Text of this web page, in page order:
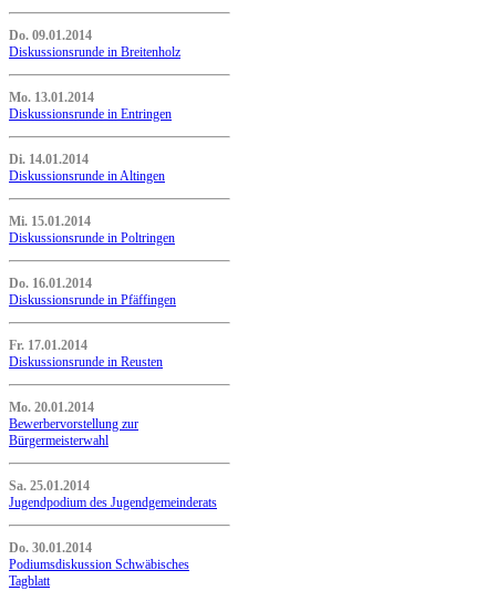
Do. 09.01.2014
Diskussionsrunde in Breitenholz
Mo. 13.01.2014
Diskussionsrunde in Entringen
Di. 14.01.2014
Diskussionsrunde in Altingen
Mi. 15.01.2014
Diskussionsrunde in Poltringen
Do. 16.01.2014
Diskussionsrunde in Pfäffingen
Fr. 17.01.2014
Diskussionsrunde in Reusten
Mo. 20.01.2014
Bewerbervorstellung zur
Bürgermeisterwahl
Sa. 25.01.2014
Jugendpodium des Jugendgemeinderats
Do. 30.01.2014
Podiumsdiskussion Schwäbisches
Tagblatt